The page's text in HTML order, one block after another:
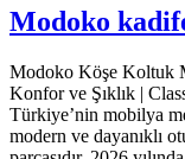
Modoko
Modoko Köşe Koltuk
Konfor ve Şıklık |
Türkiye’nin mobilya
modern ve dayanıklı